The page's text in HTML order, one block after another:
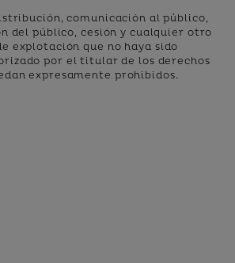
comunicación al público,
del público, cesión y cualquier otro
explotación que no haya sido
por el titular de los derechos
expresamente prohibidos.